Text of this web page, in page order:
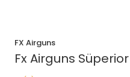
FX Airguns
Fx Airguns